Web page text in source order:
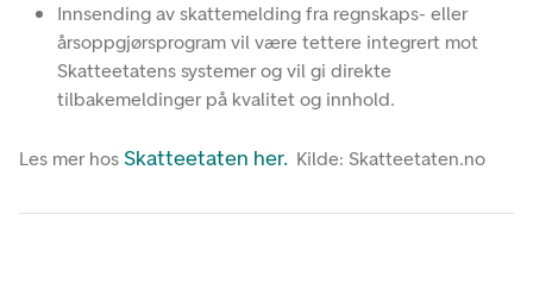
Innsending av skattemelding fra regnskaps- eller
årsoppgjørsprogram vil være tettere integrert mot
Skatteetatens systemer og vil gi direkte
tilbakemeldinger på kvalitet og innhold.
Les mer hos Skatteetaten her. Kilde: Skatteetaten.no